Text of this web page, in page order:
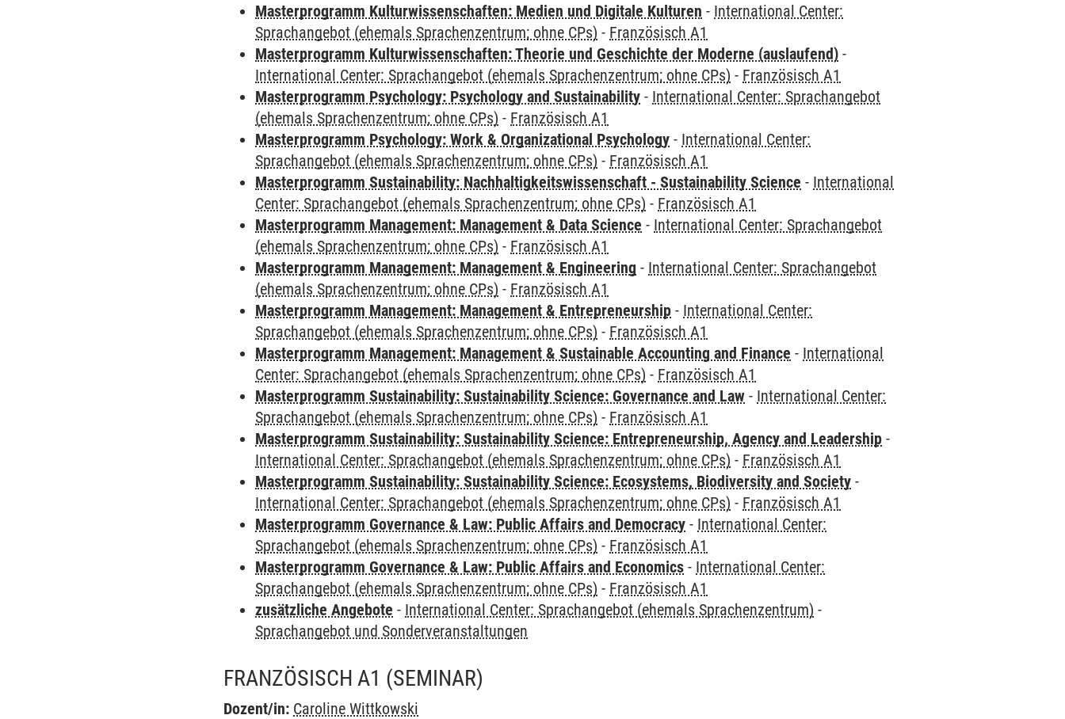
Masterprogramm Kulturwissenschaften: Medien und Digitale Kulturen - International Center:
Sprachangebot (ehemals Sprachenzentrum; ohne CPs) - Französisch A1
Masterprogramm Kulturwissenschaften: Theorie und Geschichte der Moderne (auslaufend) -
International Center: Sprachangebot (ehemals Sprachenzentrum; ohne CPs) - Französisch A1
Masterprogramm Psychology: Psychology and Sustainability - International Center: Sprachangebot
(ehemals Sprachenzentrum; ohne CPs) - Französisch A1
Masterprogramm Psychology: Work & Organizational Psychology - International Center:
Sprachangebot (ehemals Sprachenzentrum; ohne CPs) - Französisch A1
Masterprogramm Sustainability: Nachhaltigkeitswissenschaft - Sustainability Science - International
Center: Sprachangebot (ehemals Sprachenzentrum; ohne CPs) - Französisch A1
Masterprogramm Management: Management & Data Science - International Center: Sprachangebot
(ehemals Sprachenzentrum; ohne CPs) - Französisch A1
Masterprogramm Management: Management & Engineering - International Center: Sprachangebot
(ehemals Sprachenzentrum; ohne CPs) - Französisch A1
Masterprogramm Management: Management & Entrepreneurship - International Center:
Sprachangebot (ehemals Sprachenzentrum; ohne CPs) - Französisch A1
Masterprogramm Management: Management & Sustainable Accounting and Finance - International
Center: Sprachangebot (ehemals Sprachenzentrum; ohne CPs) - Französisch A1
Masterprogramm Sustainability: Sustainability Science: Governance and Law - International Center:
Sprachangebot (ehemals Sprachenzentrum; ohne CPs) - Französisch A1
Masterprogramm Sustainability: Sustainability Science: Entrepreneurship, Agency and Leadership -
International Center: Sprachangebot (ehemals Sprachenzentrum; ohne CPs) - Französisch A1
Masterprogramm Sustainability: Sustainability Science: Ecosystems, Biodiversity and Society -
International Center: Sprachangebot (ehemals Sprachenzentrum; ohne CPs) - Französisch A1
Masterprogramm Governance & Law: Public Affairs and Democracy - International Center:
Sprachangebot (ehemals Sprachenzentrum; ohne CPs) - Französisch A1
Masterprogramm Governance & Law: Public Affairs and Economics - International Center:
Sprachangebot (ehemals Sprachenzentrum; ohne CPs) - Französisch A1
zusätzliche Angebote - International Center: Sprachangebot (ehemals Sprachenzentrum) -
Sprachangebot und Sonderveranstaltungen
FRANZÖSISCH A1 (SEMINAR)
Dozent/in: Caroline Wittkowski